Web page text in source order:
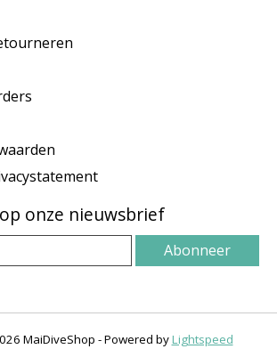
onze nieuwsbrief
Abonneer
MaiDiveShop - Powered byLightspeed